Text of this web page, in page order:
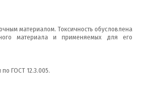
материалом. Токсичность обусловлена
материала и применяемых для его
ГОСТ 12.3.005.